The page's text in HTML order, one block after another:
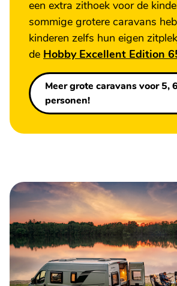
een extra zithoek voor de
sommige grotere caravans
kinderen zelfs hun eigen
de Hobby Excellent Edition
Meer grote caravans voor 5,
personen!